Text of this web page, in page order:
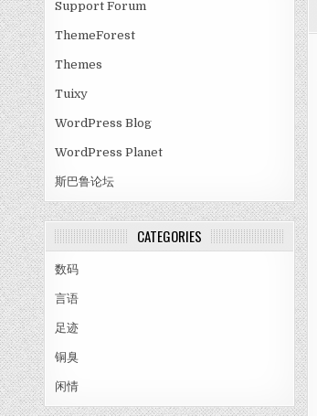
Support Forum
ThemeForest
Themes
Tuixy
WordPress Blog
WordPress Planet
斯巴鲁论坛
CATEGORIES
数码
言语
足迹
铜臭
闲情